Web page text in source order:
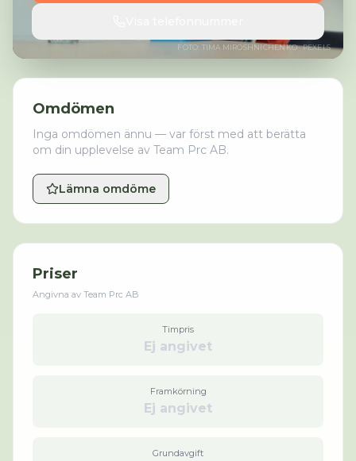
FOTO: TIMA MIROSHNICHENKO· PEXELS
Omdömen
Inga omdömen ännu — var först med att berätta
om din upplevelse av Team Prc AB.
Lämna omdöme
Priser
Angivna av Team Prc AB
Timpris
Ej angivet
Framkörning
Ej angivet
Grundavgift